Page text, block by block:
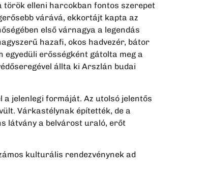
török elleni harcokban fontos szerepet
várává, ekkortájt kapta az
első várnagya a legendás
hazafi, okos hadvezér, bátor
erősségként gátolta meg a
állta ki Arszlán budai
jelenlegi formáját. Az utolsó jelentős
Várkastélynak építették, de a
látvány a belvárost uraló, erőt
kulturális rendezvénynek ad